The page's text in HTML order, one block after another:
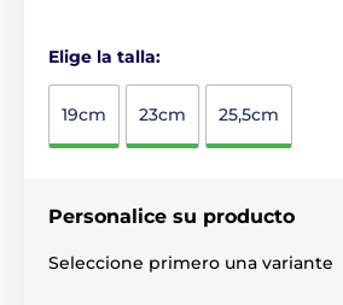
Elige la talla:
19cm 23cm 25,5cm
Personalice su producto
Seleccione primero una variante